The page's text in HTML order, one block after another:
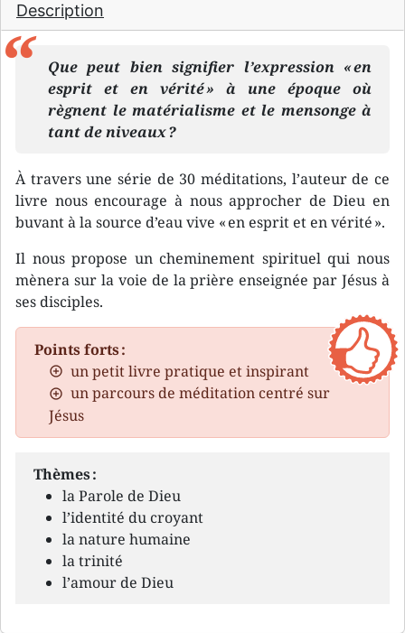
Description
Que peut bien signifier l’expression « en
esprit et en vérité » à une époque où
règnent le matérialisme et le mensonge à
tant de niveaux ?
À travers une série de 30 méditations, l’auteur de ce
livre nous encourage à nous approcher de Dieu en
buvant à la source d’eau vive « en esprit et en vérité ».
Il nous propose un cheminement spirituel qui nous
mènera sur la voie de la prière enseignée par Jésus à
ses disciples.
Points forts :
un petit livre pratique et inspirant
un parcours de méditation centré sur
Jésus
Thèmes :
la Parole de Dieu
l’identité du croyant
la nature humaine
la trinité
l’amour de Dieu